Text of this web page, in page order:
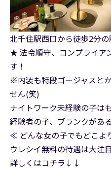
北千住駅西口から徒歩2分の
★ 法令順守、コンプライア
す！
※内装も特段ゴージャスと
せん(笑)
ナイトワーク未経験の子は
経験者の子、ブランクがあ
≪ どんな女の子でもどこよ
ウレシイ無料の待遇は大注
詳しくはコチラ↓↓